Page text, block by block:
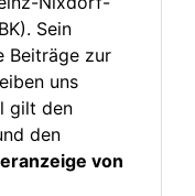
Sein
Beiträge zur
uns
gilt den
den
von